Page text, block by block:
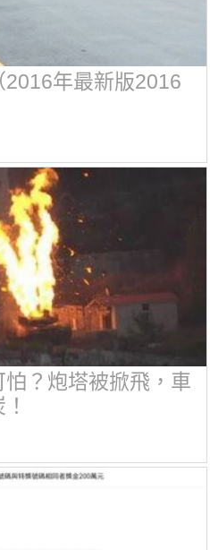
年最新版2016
？炮塔被掀飛，車